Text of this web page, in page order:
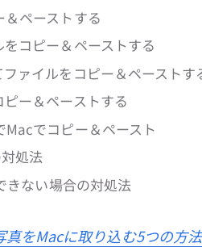
ペーストする
コピー＆ペーストする
ァイルをコピー＆ペーストす
ー＆ペーストする
でコピー＆ペースト
処法
きない場合の対処法
真をMacに取り込む5つの方法